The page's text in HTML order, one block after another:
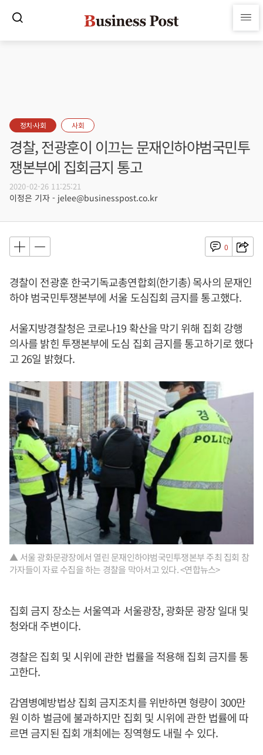
정치·사회 사회
경찰, 전광훈이 이끄는 문재인하야범국민투
쟁본부에 집회금지 통고
2020-02-26 11:25:21
이정은 기자 - jelee@businesspost.co.kr
0
경찰이 전광훈 한국기독교총연합회(한기총) 목사의 문재인
하야 범국민투쟁본부에 서울 도심집회 금지를 통고했다.
서울지방경찰청은 코로나19 확산을 막기 위해 집회 강행
의사를 밝힌 투쟁본부에 도심 집회 금지를 통고하기로 했다
고 26일 밝혔다.
▲ 서울 광화문광장에서 열린 문재인하야범국민투쟁본부 주최 집회 참
가자들이 자료 수집을 하는 경찰을 막아서고 있다. <연합뉴스>
집회 금지 장소는 서울역과 서울광장, 광화문 광장 일대 및
청와대 주변이다.
경찰은 집회 및 시위에 관한 법률을 적용해 집회 금지를 통
고한다.
감염병예방법상 집회 금지조치를 위반하면 형량이 300만
원 이하 벌금에 불과하지만 집회 및 시위에 관한 법률에 따
르면 금지된 집회 개최에는 징역형도 내릴 수 있다.